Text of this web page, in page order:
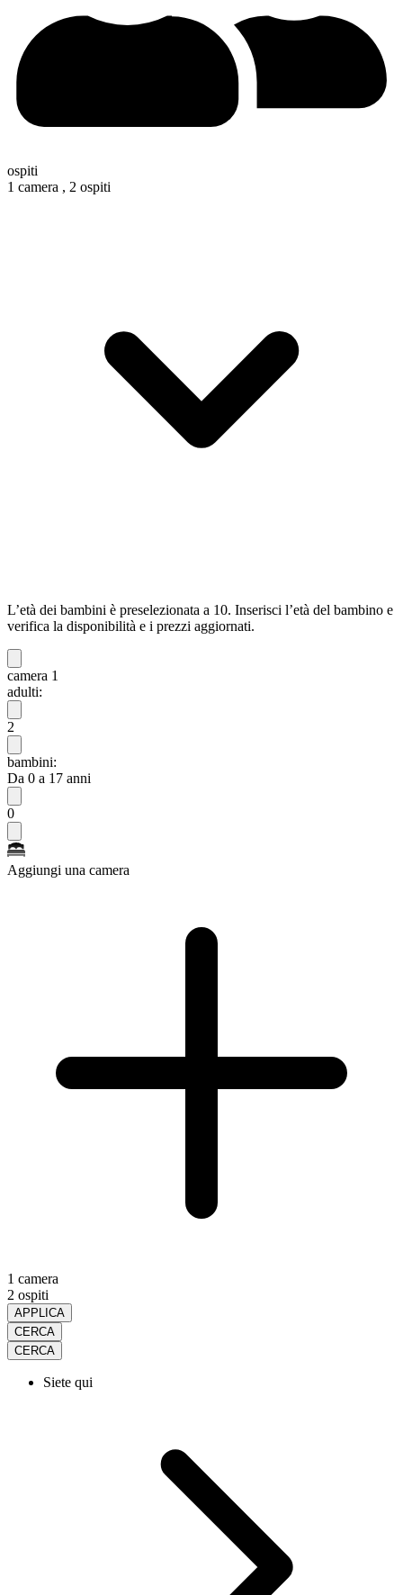
ospiti
1 camera , 2 ospiti
L’età dei bambini è preselezionata a 10. Inserisci l’età del bambino e
verifica la disponibilità e i prezzi aggiornati.
camera 1
adulti:
2
bambini:
Da 0 a 17 anni
0
Aggiungi una camera
1 camera
2 ospiti
APPLICA
CERCA
CERCA
Siete qui